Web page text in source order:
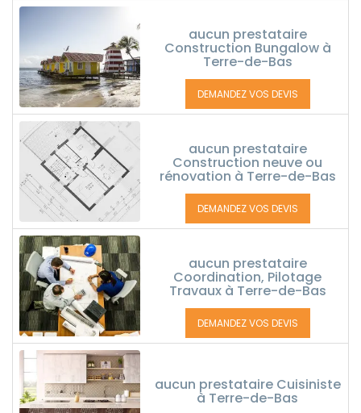
aucun prestataire
Construction Bungalow à
Terre-de-Bas
DEMANDEZ VOS DEVIS
aucun prestataire
Construction neuve ou
rénovation à Terre-de-Bas
DEMANDEZ VOS DEVIS
aucun prestataire
Coordination, Pilotage
Travaux à Terre-de-Bas
DEMANDEZ VOS DEVIS
aucun prestataire Cuisiniste
à Terre-de-Bas